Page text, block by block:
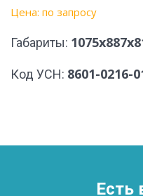
Цена: по запросу
Габариты:
Код УСН: 8601-0216-
Есть